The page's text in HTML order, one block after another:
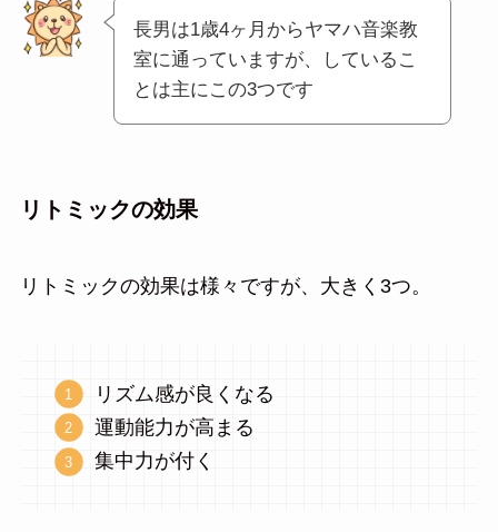
長男は1歳4ヶ月からヤマハ音楽教
室に通っていますが、しているこ
とは主にこの3つです
リトミックの効果
リトミックの効果は様々ですが、大きく3つ。
リズム感が良くなる
運動能力が高まる
集中力が付く